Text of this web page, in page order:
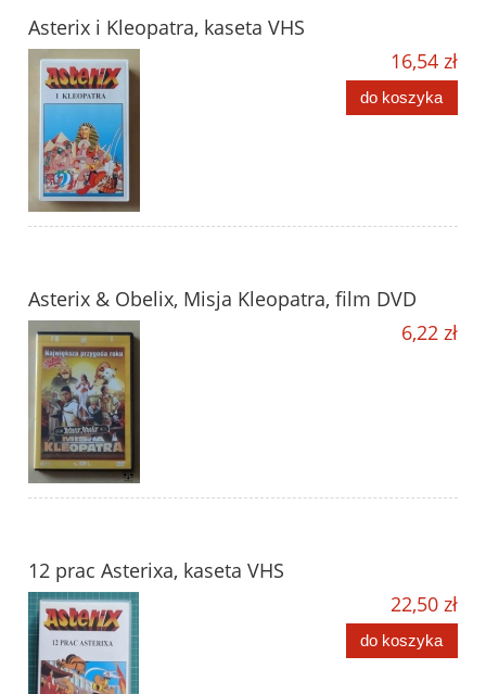
Asterix i Kleopatra, kaseta VHS
16,54 zł
do koszyka
Asterix & Obelix, Misja Kleopatra, film DVD
6,22 zł
12 prac Asterixa, kaseta VHS
22,50 zł
do koszyka